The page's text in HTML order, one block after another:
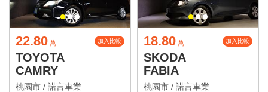
22.80 萬 加入比較
TOYOTA
CAMRY
桃園市 / 諾言車業
18.80 萬 加入比較
SKODA
FABIA
桃園市 / 諾言車業